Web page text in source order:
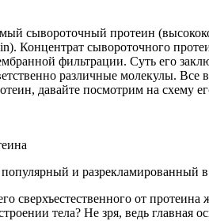
сывороточный протеин
Концентрат сывороточного
фильтрации. Суть его
различные молекулы.
давайте посмотрим на схему
и
сверхъестественного от
тела? Не зря, ведь